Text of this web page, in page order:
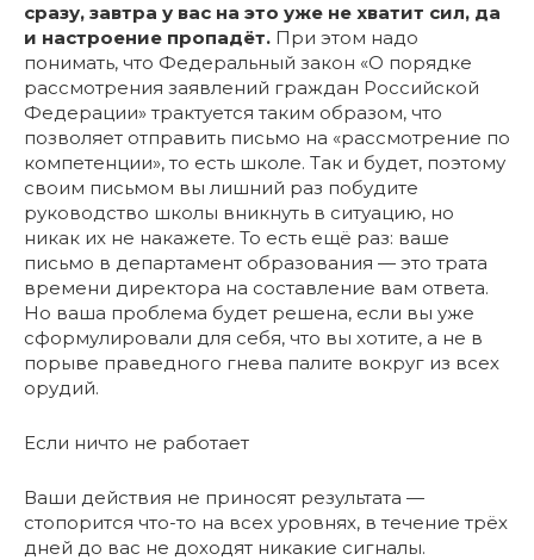
сразу, завтра у вас на это уже не хватит сил, да
и настроение пропадёт. При этом надо
понимать, что Федеральный закон «О порядке
рассмотрения заявлений граждан Российской
Федерации» трактуется таким образом, что
позволяет отправить письмо на «рассмотрение по
компетенции», то есть школе. Так и будет, поэтому
своим письмом вы лишний раз побудите
руководство школы вникнуть в ситуацию, но
никак их не накажете. То есть ещё раз: ваше
письмо в департамент образования — это трата
времени директора на составление вам ответа.
Но ваша проблема будет решена, если вы уже
сформулировали для себя, что вы хотите, а не в
порыве праведного гнева палите вокруг из всех
орудий.
Если ничто не работает
Ваши действия не приносят результата —
стопорится что-то на всех уровнях, в течение трёх
дней до вас не доходят никакие сигналы.